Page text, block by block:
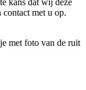
kans dat wij deze
met u op.
met foto van de ruit